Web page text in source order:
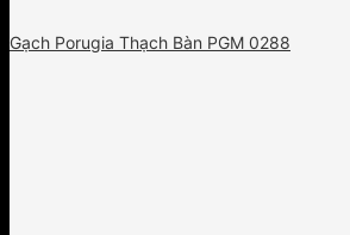
Gạch Porugia Thạch Bàn PGM 0288